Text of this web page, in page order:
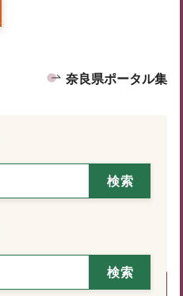
奈良県ポータル集